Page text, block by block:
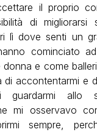
il proprio
di migliorarsi
lì dove senti un
cominciato
e come
di accontentarmi e
allo
mi osservavo
sempre,